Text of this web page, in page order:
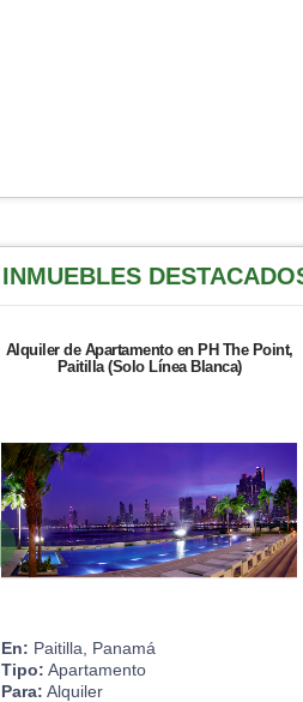
INMUEBLES
Alquiler de Apartamento en PH The Point,
Paitilla (Solo Línea Blanca)
En: Paitilla, Panamá
Tipo: Apartamento
Para: Alquiler